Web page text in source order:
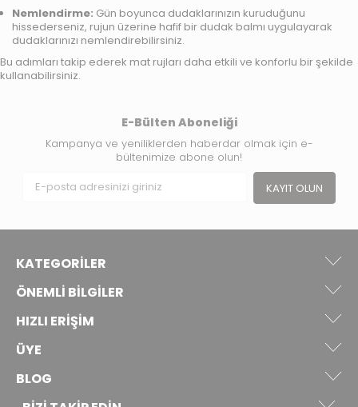
Nemlendirme: Gün boyunca dudaklarınızın kuruduğunu
hissederseniz, rujun üzerine hafif bir dudak balmı uygulayarak
dudaklarınızı nemlendirebilirsiniz.
Bu adımları takip ederek mat rujları daha etkili ve konforlu bir şekilde
kullanabilirsiniz.
E-Bülten Aboneliği
Kampanya ve yeniliklerden haberdar olmak için e-
bültenimize abone olun!
KAYIT OLUN
KATEGORILER
ÖNEMLI BILGILER
HIZLI ERIŞIM
ÜYE
BLOG